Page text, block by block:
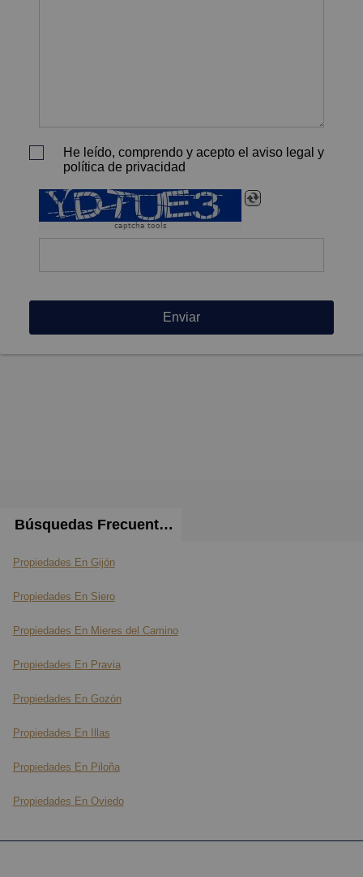
He leído, comprendo y acepto el aviso legal y
política de privacidad
captcha tools
Enviar
Búsquedas Frecuentes
Propiedades En Gijón
Propiedades En Siero
Propiedades En Mieres del Camino
Propiedades En Pravia
Propiedades En Gozón
Propiedades En Illas
Propiedades En Piloña
Propiedades En Oviedo